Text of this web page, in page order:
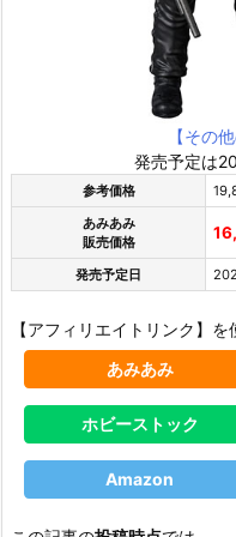
【その
発売予定は
参考価格
あみあみ
販売価格
発売予定日
【アフィリエイトリンク】
あみあみ
ホビーストック
Amazon